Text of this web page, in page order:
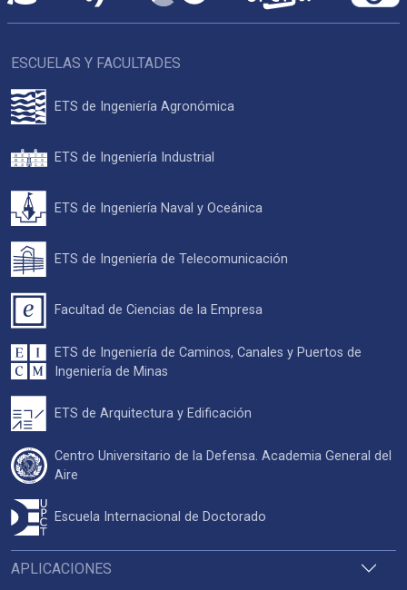
APLICACIONES
ESCUELAS Y FACULTADES
ETS de Ingeniería Agronómica
ETS de Ingeniería Industrial
ETS de Ingeniería Naval y Oceánica
ETS de Ingeniería de Telecomunicación
Facultad de Ciencias de la Empresa
ETS de Ingeniería de Caminos, Canales y Puertos de
Ingeniería de Minas
ETS de Arquitectura y Edificación
Centro Universitario de la Defensa. Academia General del
Aire
Escuela Internacional de Doctorado